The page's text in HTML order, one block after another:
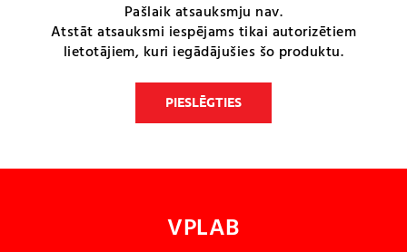
Pašlaik atsauksmju nav.
Atstāt atsauksmi iespējams tikai autorizētiem
lietotājiem, kuri iegādājušies šo produktu.
PIESLĒGTIES
VPLAB